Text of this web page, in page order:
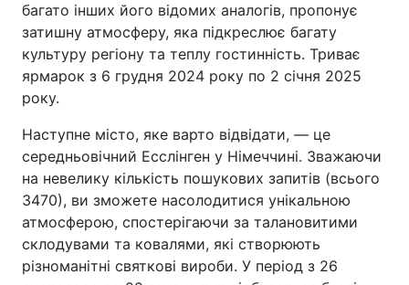
багато інших його відомих аналогів, пропонує
затишну атмосферу, яка підкреслює багату
культуру регіону та теплу гостинність. Триває
ярмарок з 6 грудня 2024 року по 2 січня 2025
року.
Наступне місто, яке варто відвідати, — це
середньовічний Есслінген у Німеччині. Зважаючи
на невелику кількість пошукових запитів (всього
3470), ви зможете насолодитися унікальною
атмосферою, спостерігаючи за талановитими
склодувами та ковалями, які створюють
різноманітні святкові вироби. У період з 26